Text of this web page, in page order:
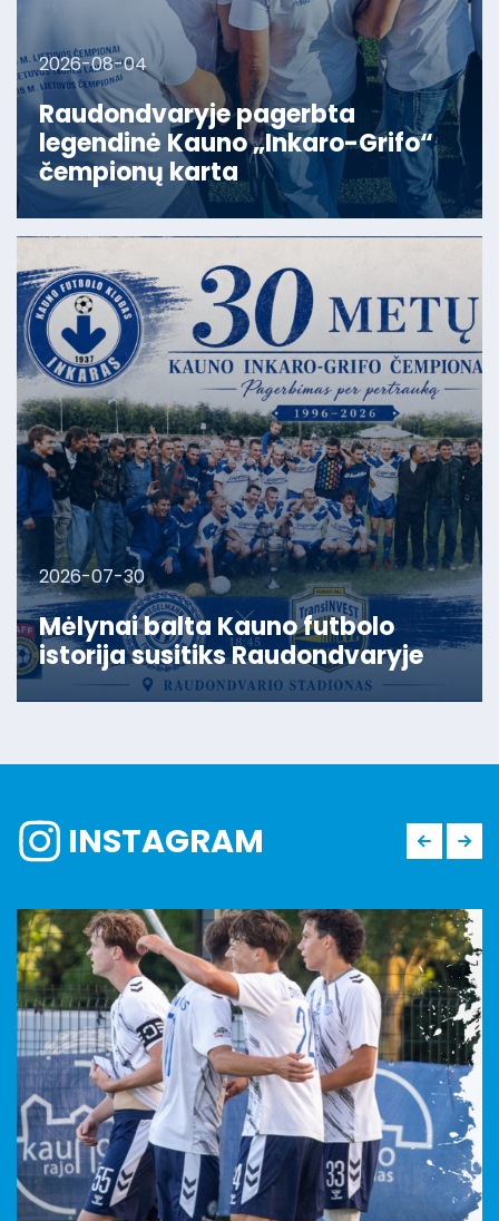
2026-08-04
Raudondvaryje pagerbta
legendinė Kauno „Inkaro-Grifo“
čempionų karta
2026-07-30
Mėlynai balta Kauno futbolo
istorija susitiks Raudondvaryje
INSTAGRAM